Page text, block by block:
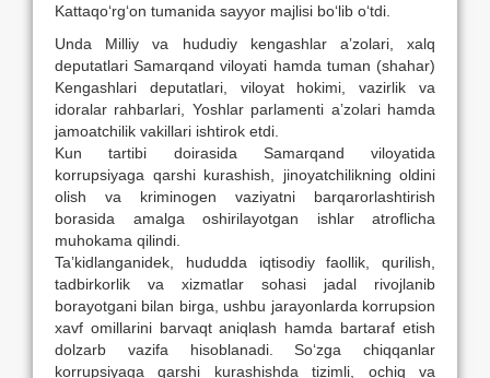
Kattaqo‘rg‘on tumanida sayyor majlisi bo‘lib o‘tdi.
Unda Milliy va hududiy kengashlar aʼzolari, xalq
deputatlari Samarqand viloyati hamda tuman (shahar)
Kengashlari deputatlari, viloyat hokimi, vazirlik va
idoralar rahbarlari, Yoshlar parlamenti aʼzolari hamda
jamoatchilik vakillari ishtirok etdi.
Kun tartibi doirasida Samarqand viloyatida
korrupsiyaga qarshi kurashish, jinoyatchilikning oldini
olish va kriminogen vaziyatni barqarorlashtirish
borasida amalga oshirilayotgan ishlar atroflicha
muhokama qilindi.
Taʼkidlanganidek, hududda iqtisodiy faollik, qurilish,
tadbirkorlik va xizmatlar sohasi jadal rivojlanib
borayotgani bilan birga, ushbu jarayonlarda korrupsion
xavf omillarini barvaqt aniqlash hamda bartaraf etish
dolzarb vazifa hisoblanadi. So‘zga chiqqanlar
korrupsiyaga qarshi kurashishda tizimli, ochiq va